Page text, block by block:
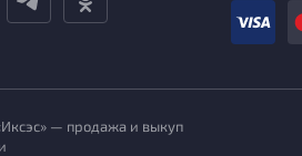
— продажа и выкуп